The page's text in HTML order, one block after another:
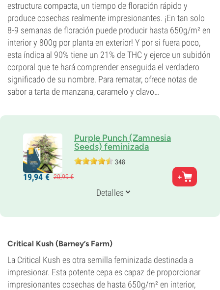
estructura compacta, un tiempo de floración rápido y
produce cosechas realmente impresionantes. ¡En tan solo
8-9 semanas de floración puede producir hasta 650g/m² en
interior y 800g por planta en exterior! Y por si fuera poco,
esta índica al 90% tiene un 21% de THC y ejerce un subidón
corporal que te hará comprender enseguida el verdadero
significado de su nombre. Para rematar, ofrece notas de
sabor a tarta de manzana, caramelo y clavo…
Purple Punch (Zamnesia
Seeds) feminizada
348
Padres
Granddaddy Purple x Larry OG
10% Sativa
7-8 semanas
CBD
0-1%
Tipo de floración
Fotoperiódica
19,94 € 20,99€
Detalles
Critical Kush (Barney’s Farm)
La Critical Kush es otra semilla feminizada destinada a
impresionar. Esta potente cepa es capaz de proporcionar
impresionantes cosechas de hasta 650g/m² en interior,